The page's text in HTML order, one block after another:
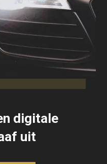
digitale
uit